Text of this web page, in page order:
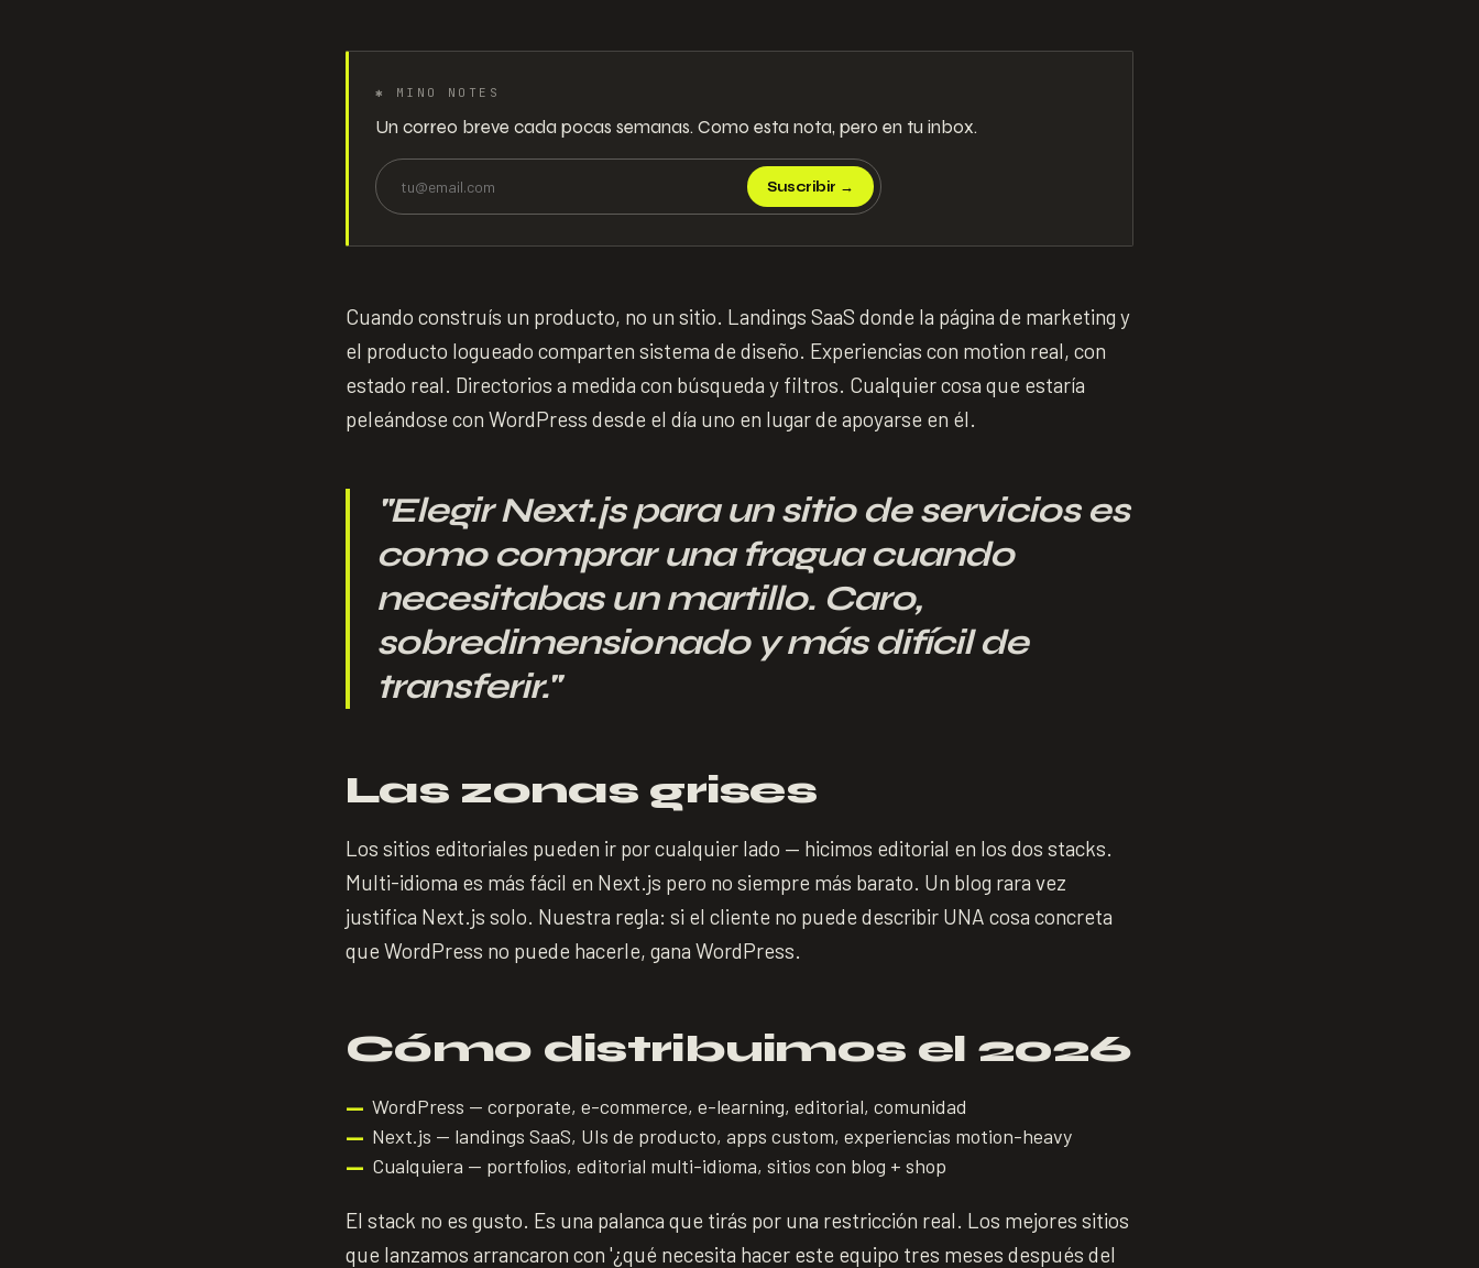
✱ MINO NOTES
Un correo breve cada pocas semanas. Como esta nota, pero en tu inbox.
Suscribir →
Cuando construís un producto, no un sitio. Landings SaaS donde la página de marketing y
el producto logueado comparten sistema de diseño. Experiencias con motion real, con
estado real. Directorios a medida con búsqueda y filtros. Cualquier cosa que estaría
peleándose con WordPress desde el día uno en lugar de apoyarse en él.
"Elegir Next.js para un sitio de servicios es
como comprar una fragua cuando
necesitabas un martillo. Caro,
sobredimensionado y más difícil de
transferir."
Las zonas grises
Los sitios editoriales pueden ir por cualquier lado — hicimos editorial en los dos stacks.
Multi-idioma es más fácil en Next.js pero no siempre más barato. Un blog rara vez
justifica Next.js solo. Nuestra regla: si el cliente no puede describir UNA cosa concreta
que WordPress no puede hacerle, gana WordPress.
Cómo distribuimos el 2026
— WordPress — corporate, e-commerce, e-learning, editorial, comunidad
— Next.js — landings SaaS, UIs de producto, apps custom, experiencias motion-heavy
— Cualquiera — portfolios, editorial multi-idioma, sitios con blog + shop
El stack no es gusto. Es una palanca que tirás por una restricción real. Los mejores sitios
que lanzamos arrancaron con '¿qué necesita hacer este equipo tres meses después del